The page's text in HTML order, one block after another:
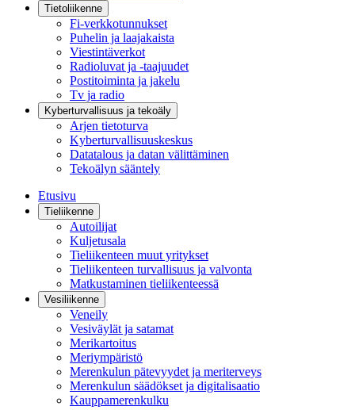
Tietoliikenne
Fi-verkkotunnukset
Puhelin ja laajakaista
Viestintäverkot
Radioluvat ja -taajuudet
Postitoiminta ja jakelu
Tv ja radio
Kyberturvallisuus ja tekoäly
Arjen tietoturva
Kyberturvallisuuskeskus
Datatalous ja datan välittäminen
Tekoälyn sääntely
Etusivu
Tieliikenne
Autoilijat
Kuljetusala
Tieliikenteen muut yritykset
Tieliikenteen turvallisuus ja valvonta
Matkustaminen tieliikenteessä
Vesiliikenne
Veneily
Vesiväylät ja satamat
Merikartoitus
Meriympäristö
Merenkulun pätevyydet ja meriterveys
Merenkulun säädökset ja digitalisaatio
Kauppamerenkulku